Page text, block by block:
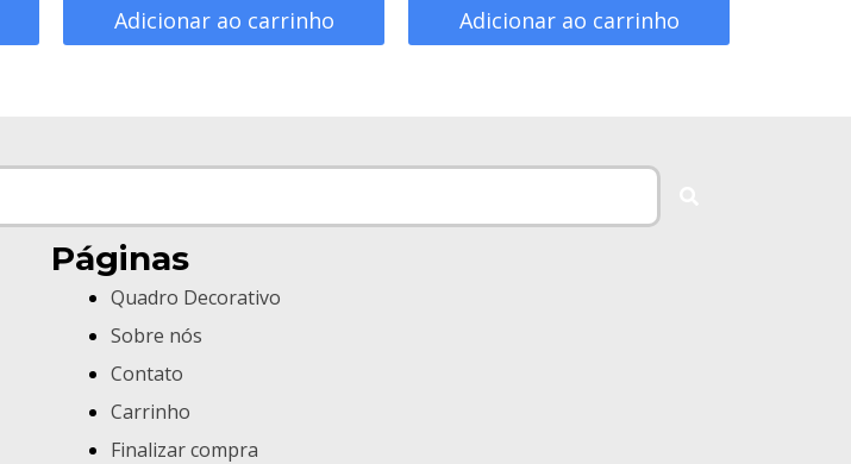
Adicionar ao carrinho Adicionar ao carrinho
Páginas
Quadro Decorativo
Sobre nós
Contato
Carrinho
Finalizar compra